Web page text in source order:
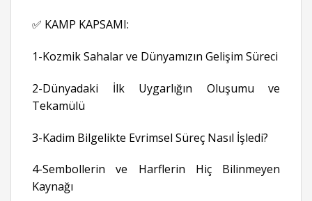
✅ KAMP KAPSAMI:
1-Kozmik Sahalar ve Dünyamızın Gelişim Süreci
2-Dünyadaki İlk Uygarlığın Oluşumu ve
Tekamülü
3-Kadim Bilgelikte Evrimsel Süreç Nasıl İşledi?
4-Sembollerin ve Harflerin Hiç Bilinmeyen
Kaynağı